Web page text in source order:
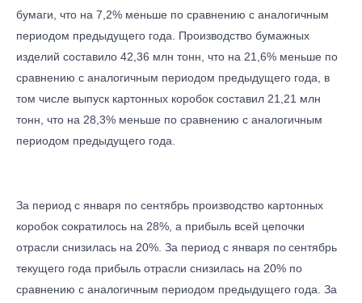
бумаги, что на 7,2% меньше по сравнению с аналогичным
периодом предыдущего года. Производство бумажных
изделий составило 42,36 млн тонн, что на 21,6% меньше по
сравнению с аналогичным периодом предыдущего года, в
том числе выпуск картонных коробок составил 21,21 млн
тонн, что на 28,3% меньше по сравнению с аналогичным
периодом предыдущего года.
За период с января по сентябрь производство картонных
коробок сократилось на 28%, а прибыль всей цепочки
отрасли снизилась на 20%. За период с января посентябрь
текущего года прибыль отрасли снизилась на 20% по
сравнению с аналогичным периодом предыдущего года. За